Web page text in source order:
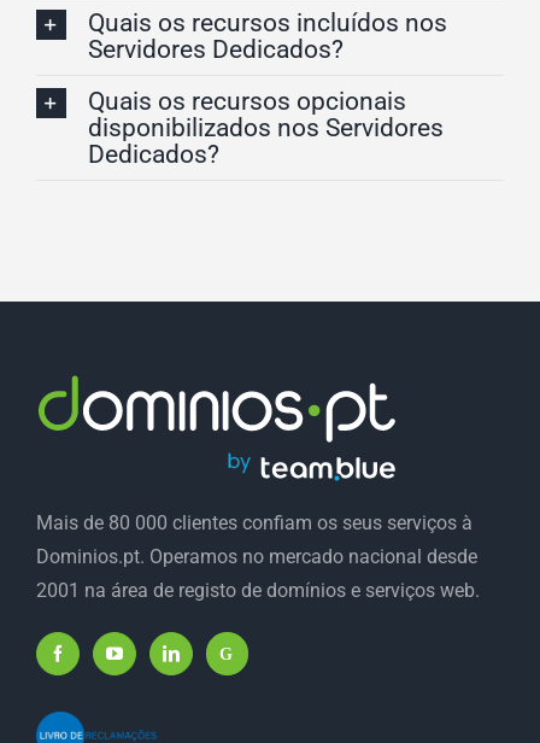
Quais os recursos incluídos nos
Servidores Dedicados?
Quais os recursos opcionais
disponibilizados nos Servidores
Dedicados?
Mais de 80 000 clientes confiam os seus serviços à
Dominios.pt. Operamos no mercado nacional desde
2001 na área de registo de domínios e serviços web.